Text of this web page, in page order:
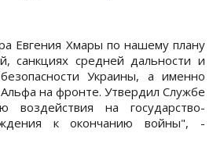
Евгения Хмары по нашему плану
санкциях средней дальности и
Украины, а именно
на фронте. Утвердил Службе
воздействия на государство-
к окончанию войны", -